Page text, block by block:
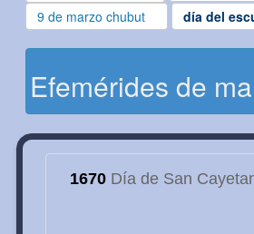
9 de marzo chubut
día del
Efemérides de
1670 Día de San